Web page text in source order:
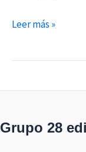
Leer más »
Grupo 28